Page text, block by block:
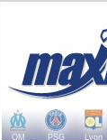
OM PSG Lyon